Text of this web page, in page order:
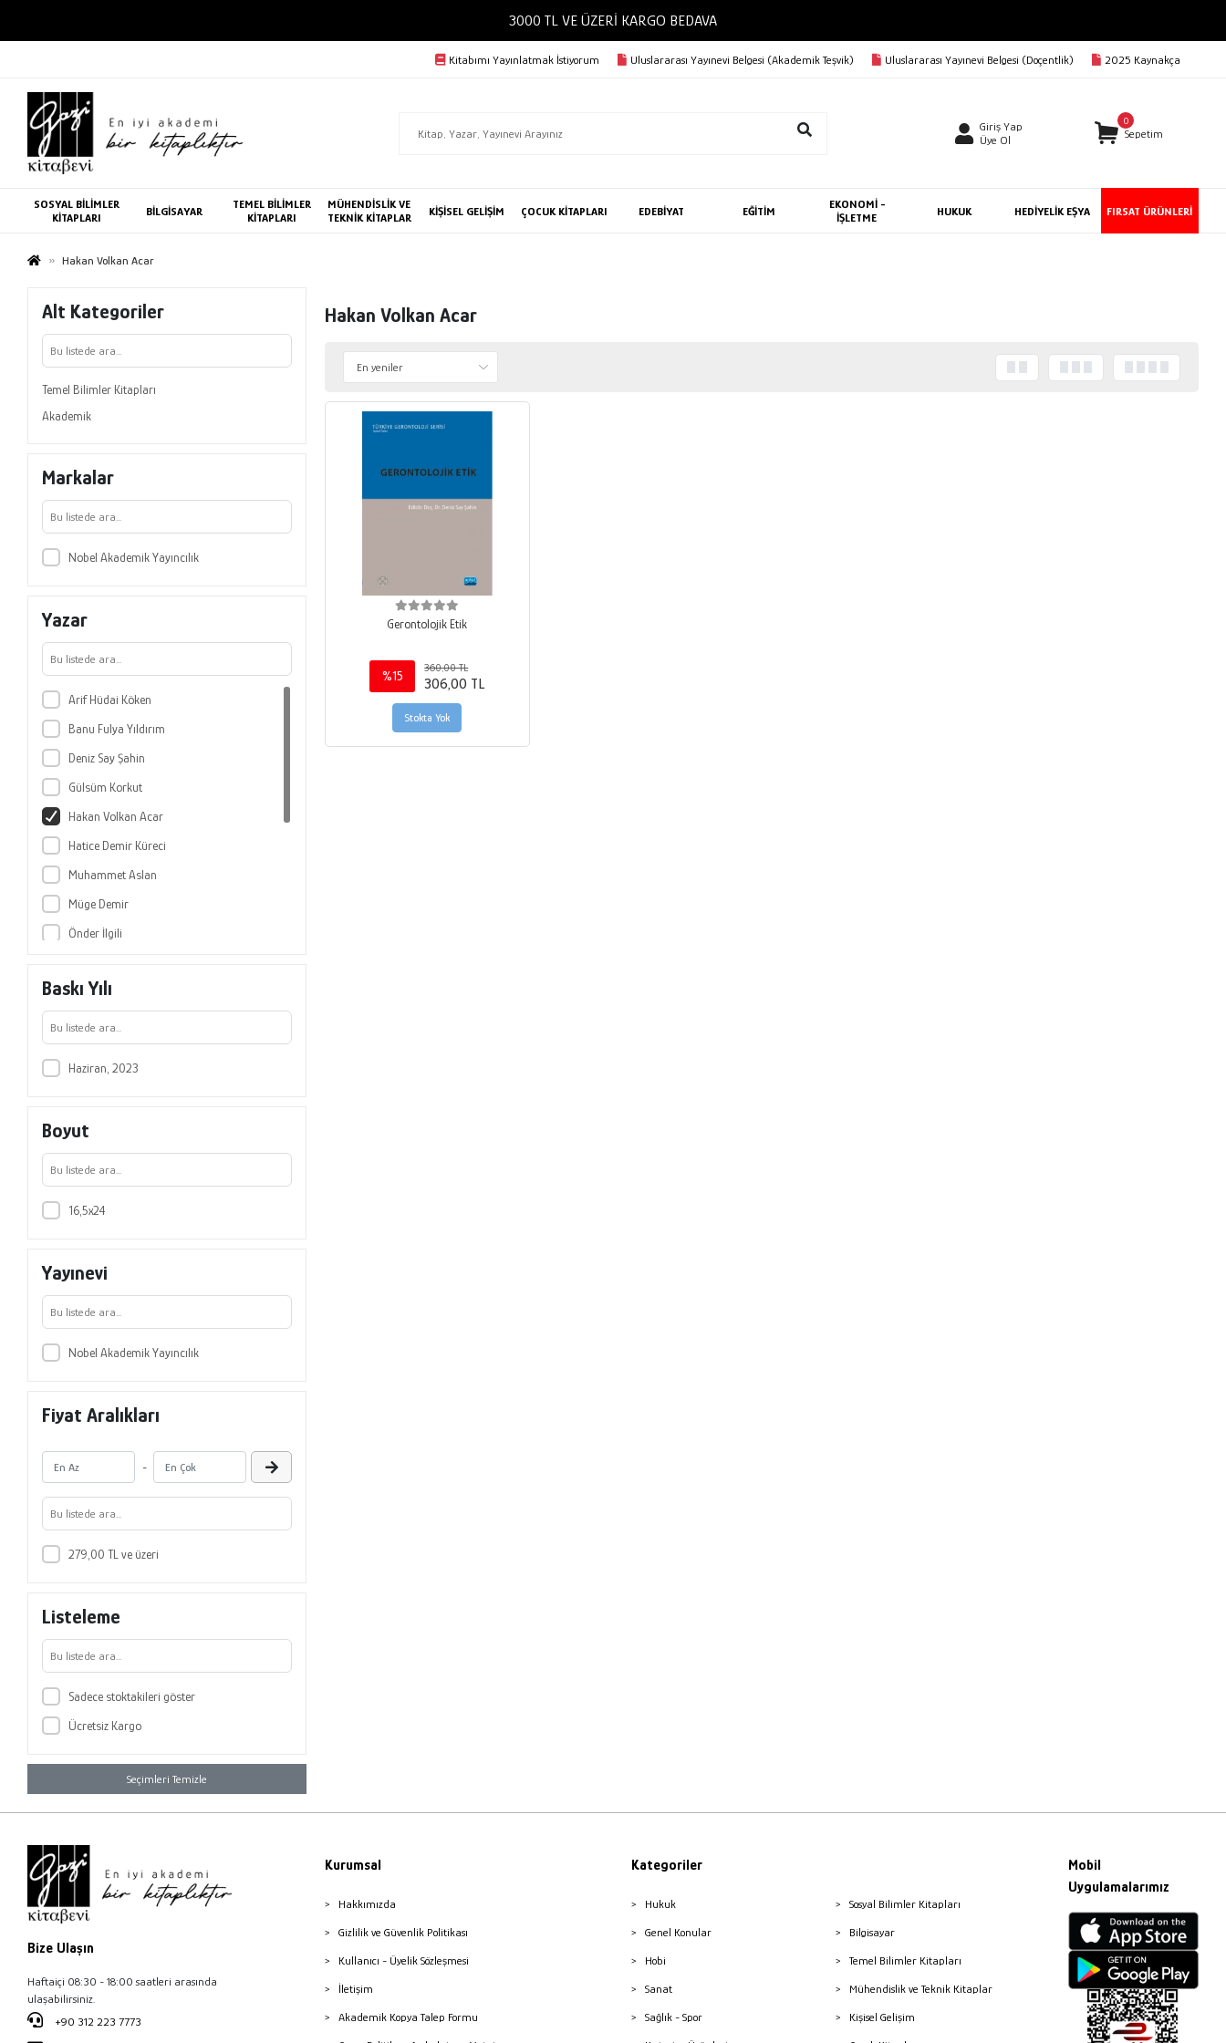
3000 TL VE ÜZERİ KARGO BEDAVA
Kitabımı Yayınlatmak İstiyorum Uluslararası Yayınevi Belgesi (Akademik Teşvik) Uluslararası Yayınevi Belgesi (Doçentlik) 2025 Kaynakça
Giriş Yap
Üye Ol
0
Sepetim
SOSYAL BİLİMLER
KİTAPLARI
BİLGİSAYAR
TEMEL BİLİMLER
KİTAPLARI
MÜHENDİSLİK VE
TEKNİK KİTAPLAR
KİŞİSEL GELİŞİM ÇOCUK KİTAPLARI EDEBİYAT EĞİTİM
EKONOMİ -
İŞLETME
HUKUK HEDİYELİK EŞYA FIRSAT ÜRÜNLERİ
Hakan Volkan Acar
Alt Kategoriler
Temel Bilimler Kitapları
Akademik
Markalar
Nobel Akademik Yayıncılık
Yazar
Arif Hüdai Köken
Banu Fulya Yıldırım
Deniz Say Şahin
Gülsüm Korkut
Hakan Volkan Acar
Hatice Demir Küreci
Muhammet Aslan
Müge Demir
Önder İlgili
Özgür Kuş
Servet Alp
Sevim Coşkun
Sevinç Sütlü
Zeynep Gökçe Koçyiğit
Baskı Yılı
Haziran, 2023
Boyut
16,5x24
Yayınevi
Nobel Akademik Yayıncılık
Fiyat Aralıkları
-
279,00 TL ve üzeri
Listeleme
Sadece stoktakileri göster
Ücretsiz Kargo
Seçimleri Temizle
Hakan Volkan Acar
Gerontolojik Etik
%15
360,00 TL
306,00 TL
Stokta Yok
Bize Ulaşın
Haftaiçi 08:30 - 18:00 saatleri arasında
ulaşabilirsiniz.
+90 312 223 7773
Kurumsal
Hakkımızda
Gizlilik ve Güvenlik Politikası
Kullanıcı - Üyelik Sözleşmesi
İletişim
Akademik Kopya Talep Formu
Kategoriler
Hukuk
Genel Konular
Hobi
Sanat
Sağlık - Spor
Sosyal Bilimler Kitapları
Bilgisayar
Temel Bilimler Kitapları
Mühendislik ve Teknik Kitaplar
Kişisel Gelişim
Mobil
Uygulamalarımız